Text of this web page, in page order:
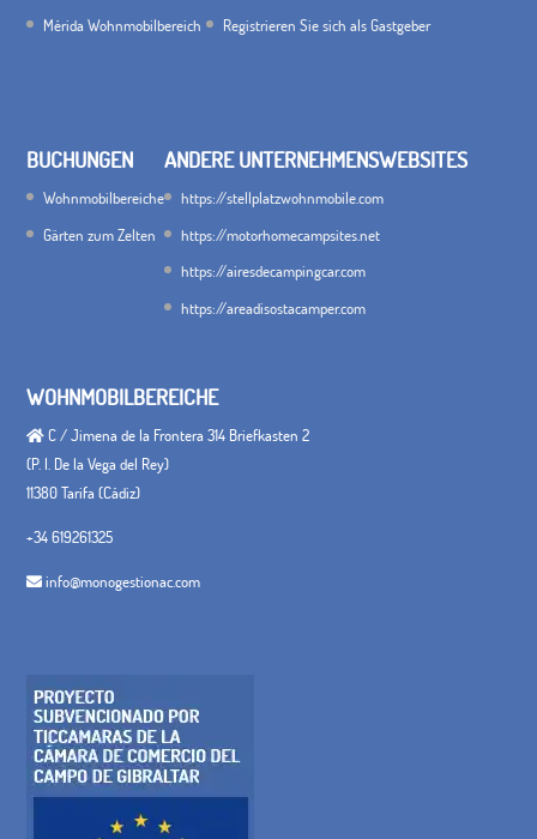
Mérida Wohnmobilbereich
Registrieren Sie sich als Gastgeber
BUCHUNGEN
Wohnmobilbereiche
Gärten zum Zelten
ANDERE UNTERNEHMENSWEBSITES
https://stellplatzwohnmobile.com
https://motorhomecampsites.net
https://airesdecampingcar.com
https://areadisostacamper.com
WOHNMOBILBEREICHE
C / Jimena de la Frontera 314 Briefkasten 2
(P. I. De la Vega del Rey)
11380 Tarifa (Cádiz)
+34 619261325
info@monogestionac.com